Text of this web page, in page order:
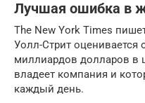
Лучшая ошибка в
The New York Times
Уолл-Стрит оценивается
миллиардов долларов в
владеет компания и
каждый день.